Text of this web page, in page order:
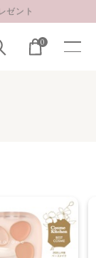
ゼント
0